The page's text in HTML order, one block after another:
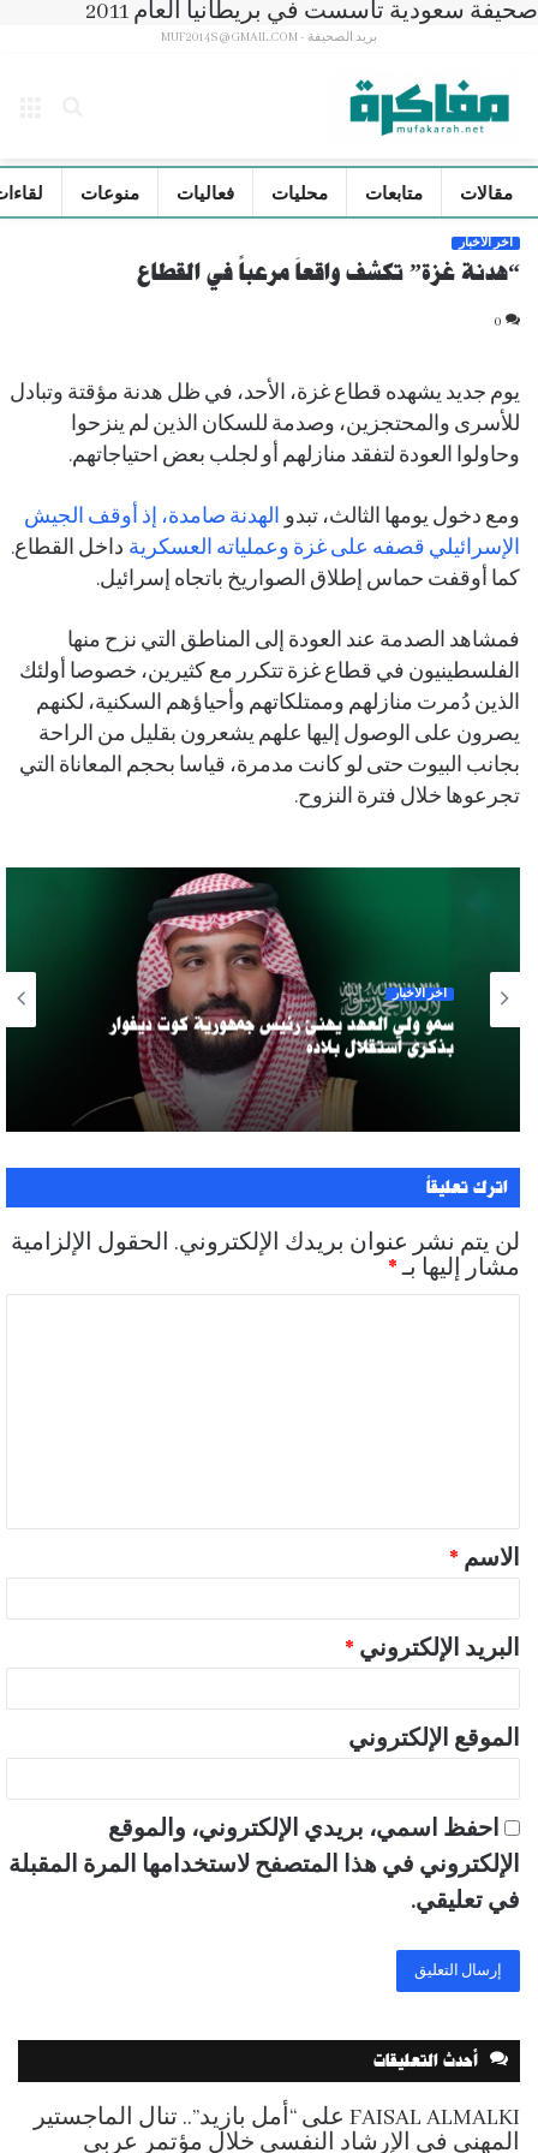
صحيفة سعودية تأسست في بريطانيا العام 2011
بريد الصحيفة - MUF2014S@GMAIL.COM
مقالات متابعات محليات فعاليات منوعات
آخر الأخبار
“هدنة غزة” تكشف واقعاَ مرعباً في القطاع
0
يوم جديد يشهده قطاع غزة، الأحد، في ظل هدنة مؤقتة وتبادل
للأسرى والمحتجزين، وصدمة للسكان الذين لم ينزحوا
وحاولوا العودة لتفقد منازلهم أو لجلب بعض احتياجاتهم.
ومع دخول يومها الثالث، تبدو الهدنة صامدة، إذ أوقف الجيش
الإسرائيلي قصفه على غزة وعملياته العسكرية داخل القطاع.
كما أوقفت حماس إطلاق الصواريخ باتجاه إسرائيل.
فمشاهد الصدمة عند العودة إلى المناطق التي نزح منها
الفلسطينيون في قطاع غزة تتكرر مع كثيرين، خصوصا أولئك
الذين دُمرت منازلهم وممتلكاتهم وأحياؤهم السكنية، لكنهم
يصرون على الوصول إليها علهم يشعرون بقليل من الراحة
بجانب البيوت حتى لو كانت مدمرة، قياسا بحجم المعاناة التي
تجرعوها خلال فترة النزوح.
آخر الأخبار
سمو ولي العهد يهنئ رئيس جمهورية كوت ديفوار
بذكرى استقلال بلاده
اترك تعليقاً
لن يتم نشر عنوان بريدك الإلكتروني. الحقول الإلزامية
مشار إليها بـ*
ق
*
الاسم *
البريد الإلكتروني *
الموقع الإلكتروني
احفظ اسمي، بريدي الإلكتروني، والموقع
الإلكتروني في هذا المتصفح لاستخدامها المرة المقبلة
في تعليقي.
أحدث التعليقات
FAISAL ALMALKI على “أمل بازيد”.. تنال الماجستير
المهني في الإرشاد النفسي خلال مؤتمر عربي